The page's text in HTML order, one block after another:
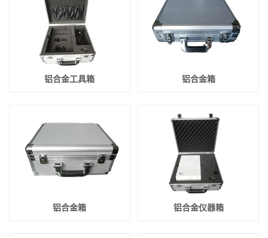
铝合金工具箱 铝合金箱
铝合金箱 铝合金仪器箱